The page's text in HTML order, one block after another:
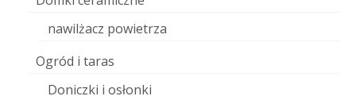
nawilżacz powietrza
Ogród i taras
Doniczki i osłonki